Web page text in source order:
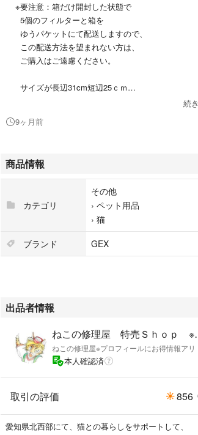
※要注意：箱だけ開封した状態で
5個のフィルターと箱を
ゆうパケットにて配送しますので、
この配送方法を望まれない方は、
ご購入はご遠慮ください。
サイズが長辺31cm短辺25ｃｍ
ご自宅のポストの場合
配送手配後3，4日しても届かない場合、
ポストの中を確認お願いします。
※パッケージがリニューアルしました。
二枚目の写真を拡大して、確認お願いします。
対応機種：GEX ピュアクリスタル
GEX ピュアクリスタル
サークル・ケージ（猫用）
GEX ピュアクリスタル
セラミックス（猫用）
◆マグネシウム・カルシウムの除去には、
必ず確認して下さい
続
9ヶ月前
商品情報
カテゴリ
その他
› ペット用品
› 猫
ブランド
GEX
出品者情報
ねこの修理
ねこの修理屋※プロフィールにお得情報アリ
本人確認済
取引の評価 856
愛知県北西部にて、猫との暮らしをサポートして、